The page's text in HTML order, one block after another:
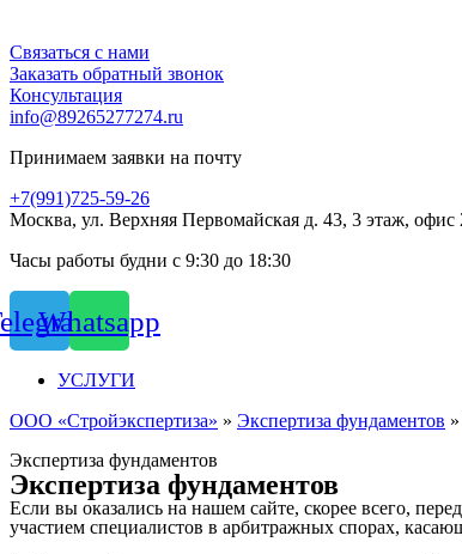
Связаться с нами
Заказать обратный звонок
Консультация
info@89265277274.ru
Принимаем заявки на почту
+7(991)725-59-26
Москва, ул. Верхняя Первомайская д. 43, 3 этаж, офис
Часы работы будни с 9:30 до 18:30
Whatsapp
УСЛУГИ
ООО «Стройэкспертиза» » Экспертиза фундаментов »
Экспертиза фундаментов
Экспертиза фундаментов
Если вы оказались на нашем сайте, скорее всего,
участием специалистов в арбитражных спорах,